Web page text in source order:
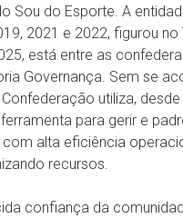
Sou do Esporte. A
2021 e 2022, figurou
está entre as
Governança. Sem se
utiliza,
para gerir e
com alta eficiência
recursos.
confiança da